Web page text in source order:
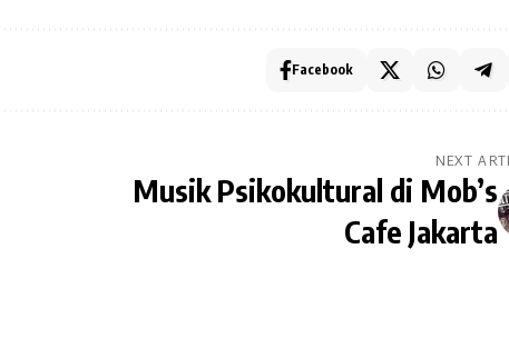
Facebook
NEXT
Musik Psikokultural di Mob’s
Cafe Jakarta